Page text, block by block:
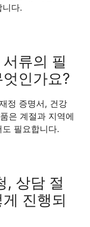
니다.
류의 필
인가요?
정 증명서, 건강
은 계절과 지역에
필요합니다.
, 상담 절
진행되